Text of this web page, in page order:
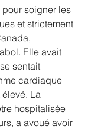
soigner les
et strictement
Elle avait
sentait
cardiaque
La
hospitalisée
a avoué avoir